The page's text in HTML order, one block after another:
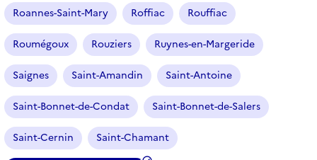
Roannes-Saint-Mary Roffiac Rouffiac
Roumégoux Rouziers Ruynes-en-Margeride
Saignes Saint-Amandin Saint-Antoine
Saint-Bonnet-de-Condat Saint-Bonnet-de-Salers
Saint-Cernin Saint-Chamant